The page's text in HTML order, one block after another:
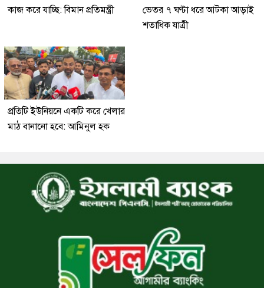
কাজ করে যাচ্ছি: বিমান প্রতিমন্ত্রী
ভেতর ৭ ঘণ্টা ধরে আটকা আড়াই
শতাধিক যাত্রী
প্রতিটি ইউনিয়নে একটি করে খেলার
মাঠ বানানো হবে: আমিনুল হক